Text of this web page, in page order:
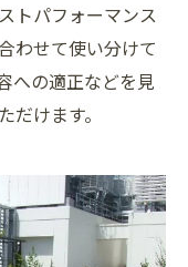
トパフォーマンス
わせて使い分けて
への適正などを見
けます。